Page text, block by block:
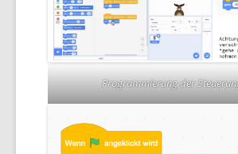
Programmierung der